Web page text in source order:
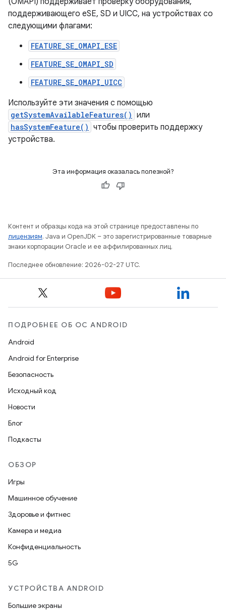
поддерживающего eSE, SD и UICC, на устройствах со
следующими флагами:
FEATURE_SE_OMAPI_ESE
FEATURE_SE_OMAPI_SD
FEATURE_SE_OMAPI_UICC
Используйте эти значения с помощью
getSystemAvailableFeatures() или
hasSystemFeature() чтобы проверить поддержку
устройства.
Эта информация оказалась полезной?
Контент и образцы кода на этой странице предоставлены по
лицензиям. Java и OpenJDK – это зарегистрированные товарные
знаки корпорации Oracle и ее аффилированных лиц.
Последнее обновление: 2026-02-27 UTC.
ПОДРОБНЕЕ ОБ ОС ANDROID
Android
Android for Enterprise
Безопасность
Исходный код
Новости
Блог
Подкасты
ОБЗОР
Игры
Машинное обучение
Здоровье и фитнес
Камера и медиа
Конфиденциальность
5G
УСТРОЙСТВА ANDROID
Большие экраны